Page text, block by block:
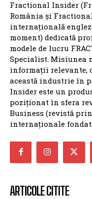
Fractional Insider
România și
internațională
moment) dedicată
modele de lucru
Specialist. Misiunea
informații relevante,
această industrie în
Insider este un
poziționat în sfera
Business (revistă
internaționale
ARTICOLE CITITE